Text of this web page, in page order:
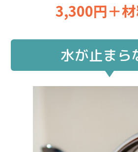
3,300円＋
水が止まら